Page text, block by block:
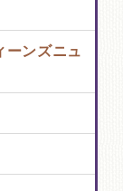
ーンズニュ